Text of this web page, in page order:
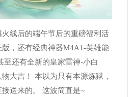
线后的端午节后的重磅福利活
，还有经典神器M4A1-英雄能
至还有全新的皇家雷神-小白
大吉！ 本以为只有本源炼狱，
送来的。 这波简直是~